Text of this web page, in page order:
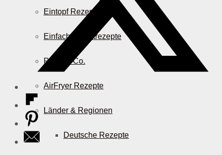
Eintopf Rezepte
Einfache Salatrezepte
Pizza & Co.
AirFryer Rezepte
Länder & Regionen
Deutsche Rezepte